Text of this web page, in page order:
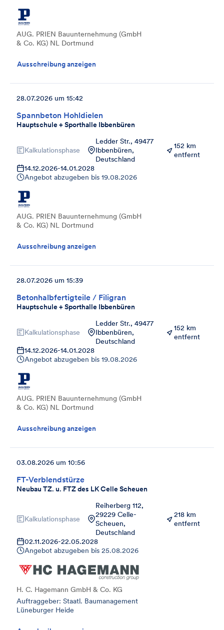
AUG. PRIEN Bauunternehmung (GmbH
& Co. KG) NL Dortmund
Ausschreibung anzeigen
Spannbeton Hohldielen
Hauptschule + Sporthalle Ibbenbüren
28.07.2026 um 15:42
Kalkulationsphase
Ledder Str., 49477
Ibbenbüren,
Deutschland
152 km
entfernt
14.12.2026-14.01.2028
Angebot abzugeben bis 19.08.2026
AUG. PRIEN Bauunternehmung (GmbH
& Co. KG) NL Dortmund
Ausschreibung anzeigen
Betonhalbfertigteile / Filigran
Hauptschule + Sporthalle Ibbenbüren
28.07.2026 um 15:39
Kalkulationsphase
Ledder Str., 49477
Ibbenbüren,
Deutschland
152 km
entfernt
14.12.2026-14.01.2028
Angebot abzugeben bis 19.08.2026
AUG. PRIEN Bauunternehmung (GmbH
& Co. KG) NL Dortmund
Ausschreibung anzeigen
FT-Verblendstürze
Neubau TZ. u. FTZ des LK Celle Scheuen
03.08.2026 um 10:56
Kalkulationsphase
Reiherberg 112,
29229 Celle-
Scheuen,
Deutschland
218 km
entfernt
02.11.2026-22.05.2028
Angebot abzugeben bis 25.08.2026
H. C. Hagemann GmbH & Co. KG
Auftraggeber: Staatl. Baumanagement
Lüneburger Heide